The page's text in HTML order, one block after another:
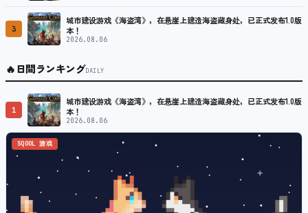
3
城市建设游戏《海盗湾》，在悬崖上建造海盗藏身处，已正式发布1.0版
本！
2026.08.06
🔥日間ランキングDAILY
1
城市建设游戏《海盗湾》，在悬崖上建造海盗藏身处，已正式发布1.0版
本！
2026.08.06
SQOOL 游戏